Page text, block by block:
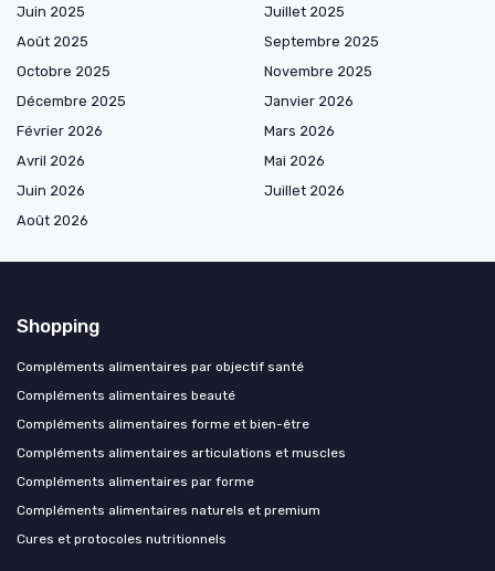
Juin 2025
Juillet 2025
Août 2025
Septembre 2025
Octobre 2025
Novembre 2025
Décembre 2025
Janvier 2026
Février 2026
Mars 2026
Avril 2026
Mai 2026
Juin 2026
Juillet 2026
Août 2026
Shopping
Compléments alimentaires par objectif santé
Compléments alimentaires beauté
Compléments alimentaires forme et bien-être
Compléments alimentaires articulations et muscles
Compléments alimentaires par forme
Compléments alimentaires naturels et premium
Cures et protocoles nutritionnels